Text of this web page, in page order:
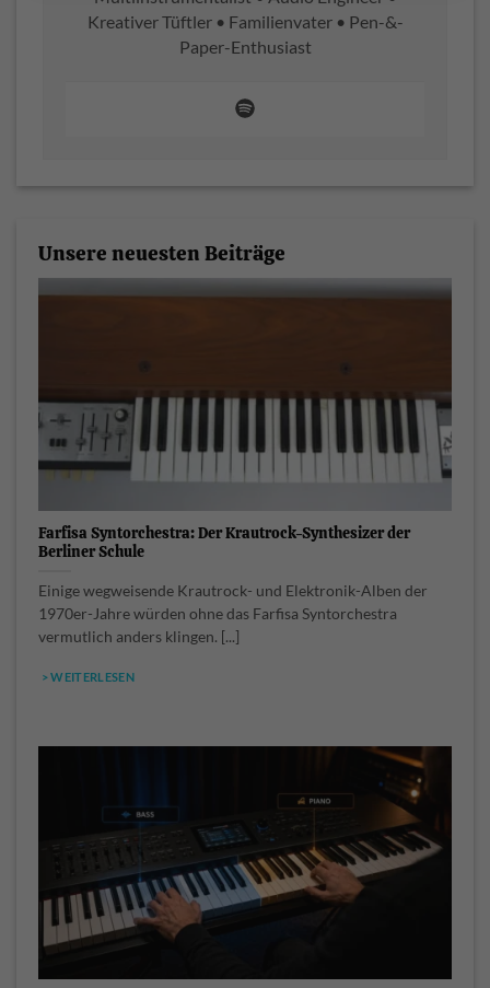
Kreativer Tüftler • Familienvater • Pen-&-
Paper-Enthusiast
Unsere neuesten Beiträge
Farfisa Syntorchestra: Der Krautrock-Synthesizer der
Berliner Schule
Einige wegweisende Krautrock- und Elektronik-Alben der
1970er-Jahre würden ohne das Farfisa Syntorchestra
vermutlich anders klingen. [...]
> WEITERLESEN